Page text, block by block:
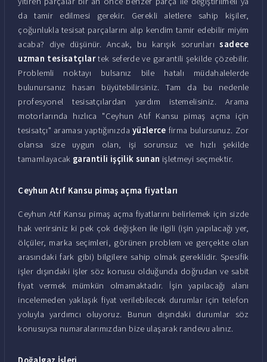
da tamir edilmesi gerekir. Gerekli aletlere sahip kişiler,
çoğunlukla tesisat parçalarını alıp kendim tamir edebilir miyim
acaba? diye düşünür. Ancak, bu karışık sorunlarısadece
uzman tesisatçılartek seferde ve garantili şekilde çözebilir.
Problemli noktayı bulsanız bile hatalı müdahalelerde
bulunursanız hasarı büyütebilirsiniz. Tam da bu nedenle
profesyonel tesisatçılardan yardım istemelisiniz. Arama
motorlarında hızlıca "Ceyhun Atıf Kansu pimaş açma için
tesisatçı" araması yaptığınızda yüzlerce firma bulursunuz. Zor
olansa size uygun olan, işi sorunsuz ve hızlı şekilde
tamamlayacak garantili işçilik sunan işletmeyi seçmektir.
Ceyhun Atıf Kansu pimaş açma fiyatları
Ceyhun Atıf Kansu pimaş açma fiyatlarını belirlemek için sizde
hak verirsiniz ki pek çok değişken ile ilgili (işin yapılacağı yer,
ölçüler, marka seçimleri, görünen problem ve gerçekte olan
arasındaki fark gibi) bilgilere sahip olmak gereklidir. Spesifik
işler dışındaki işler söz konusu olduğunda doğrudan ve sabit
fiyat vermek mümkün olmamaktadır. İşin yapılacağı alanı
incelemeden yaklaşık fiyat verilebilecek durumlar için telefon
yoluyla yardımcı oluyoruz. Bunun dışındaki durumlar söz
konusuysa numaralarımızdan bize ulaşarak randevu alınız.